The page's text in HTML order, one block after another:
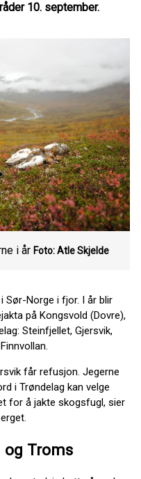
10. september.
i år Foto: Atle Skjelde
Sør-Norge i fjor. I år blir
på Kongsvold (Dovre),
Steinfjellet, Gjersvik,
får refusjon. Jegerne
i Trøndelag kan velge
for å jakte skogsfugl, sier
og Troms